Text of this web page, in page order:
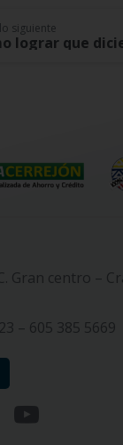
siguiente
Gran centro –
– 605 385 5669